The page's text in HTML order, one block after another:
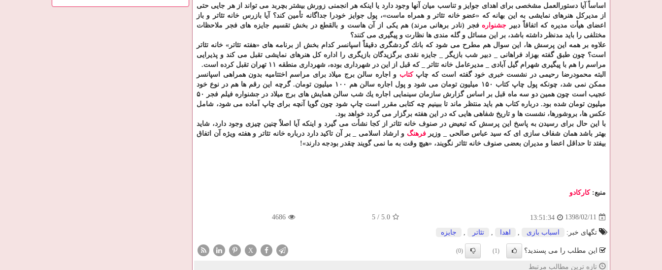
اساساً آیا دستورالعمل مشخصی برای اهدای جوایز و تناسب میان آنها وجود دارد یا اینكه هر انجمنی زورش بیشتر بچربد می تواند از هر جایی حتی
از مدیركل هنرهای نمایشی به این بهانه كه «عضو خانه تئاتر و همراه ماست»، پول جوایز خودرا جداگانه تأمین كند؟ آیا بازرس خانه تئاتر و باز
اعضای هیأت مدیره كه اتفاقاً دبیر جشنواره فجر (نادر برهانی مرند) هم یكی از آن هاست و بالقطع در بخش تقسیم جایزه های فجر ملاحظات
مختلفی را باید مدنظر داشته باشد، بر این مسائل و گله مندی ها نظارت و پیگیری می كنند؟
علاوه بر همه این پرسش ها، این سوال هم مطرح می شود كه بانك گردشگری دقیقاً اسپانسر كدام بخش از برنامه های «هفته تئاتر» خانه تئاتر
است؟ چون طبق گفته بهزاد فراهانی _ دبیر شب بازیگر _ جایزه نقدی برگزیدگان بازیگری را اداره كل هنرهای نمایشی تقبل می كند و پذیرایی
مراسم را هم با پیگیری شهرام گیل آبادی _ مدیرعامل خانه تئاتر _ كه قبل از این در شهرداری بوده، شهرداری منطقه ۱۱ تهران تقبل كرده است.
البته محمودرضا رحیمی در نشست خبری خود گفته است كه چاپكتاب و اجاره سالن برج میلاد برای مراسم اختتامیه بدون همراهی اسپانسر
ممكن نمی شد، چونكه پول چاپ كتاب ۱۵۰ میلیون تومان می شود و پول اجاره سالن هم ۱۰۰ میلیون تومان. گرچه این رقم ها هم در نوع خود
عجیب است چون همین دو سه ماه قبل بر اساس گزارش سازمان سینمایی اجاره یك شب سالن همایش های برج میلاد در جشنواره فیلم فجر ۵۰
میلیون تومان شده بود. درباره كتاب هم باید منتظر ماند تا ببینیم چه كتابی مقرر است چاپ شود چون گویا آنچه برای چاپ آماده می شود، شامل
عكس ها، بروشورها، نشست ها و تاریخ شفاهی هایی كه در این هفته برگزار می گردد خواهد بود.
با این حال برای رسیدن به پاسخ این پرسش كه تبعیض در صنوف خانه تئاتر از كجا نشأت می گیرد و اینكه آیا اصلاً چنین چیزی وجود دارد، شاید
بهتر باشد همان شفاف سازی ای كه سید عباس صالحی _ وزیرفرهنگ و ارشاد اسلامی _ بر آن تاكید دارد درباره خانه تئاتر و هفته ویژه آن اتفاق
بیفتد تا حداقل اعضا و مدیران بعضی صنوف خانه تئاتر نگویند، «هیچ وقت به ما نمی گویند چقدر بودجه دارند»!
منبع:كاركادو
1398/02/11
13:51:34
5.0
/
5
4686
تگهای خبر: اسباب بازی اهدا تئاتر جایزه
این مطلب را می پسندید؟ (1)
(0)
X
تازه ترین مطالب مرتبط